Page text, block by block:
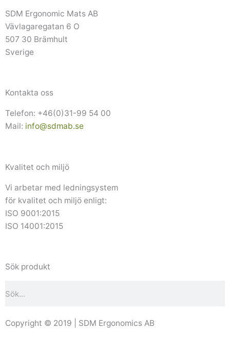
SDM Ergonomic Mats AB
Vävlagaregatan 6 O
507 30 Brämhult
Sverige
Kontakta oss
Telefon: +46(0)31-99 54 00
Mail: info@sdmab.se
Kvalitet och miljö
Vi arbetar med ledningsystem
för kvalitet och miljö enligt:
ISO 9001:2015
ISO 14001:2015
Sök produkt
Copyright © 2019 | SDM Ergonomics AB